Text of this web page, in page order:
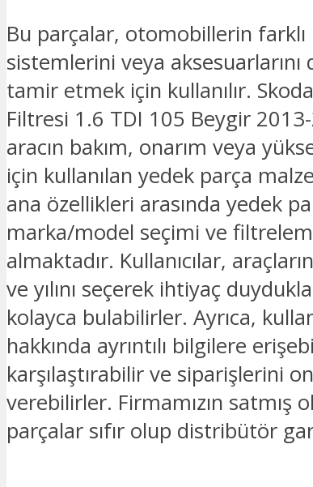
Bu parçalar, otomobillerin farklı
sistemlerini veya
tamir etmek için kullanılır.
Filtresi 1.6 TDI 105 Beygir
aracın bakım, onarım veya
için kullanılan yedek parça
ana özellikleri arasında yedek
marka/model seçimi ve
almaktadır. Kullanıcılar,
ve yılını seçerek ihtiyaç
kolayca bulabilirler. Ayrıca,
hakkında ayrıntılı bilgilere
karşılaştırabilir ve siparişlerini
verebilirler. Firmamızın satmış
parçalar sıfır olup distribütör